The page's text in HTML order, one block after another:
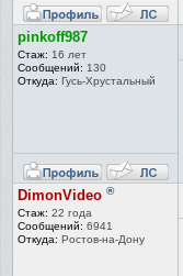
pinkoff987
Стаж: 16 лет
Сообщений: 130
Откуда: Гусь-Хрустальный
DimonVideo ®
Стаж: 22 года
Сообщений: 6941
Откуда: Ростов-на-Дону